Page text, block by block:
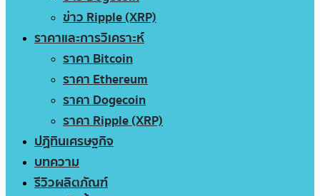
ข่าว Ripple (XRP)
ราคาและการวิเคราะห์
ราคา Bitcoin
ราคา Ethereum
ราคา Dogecoin
ราคา Ripple (XRP)
ปฏิทินเศรษฐกิจ
บทความ
รีวิวผลิตภัณฑ์